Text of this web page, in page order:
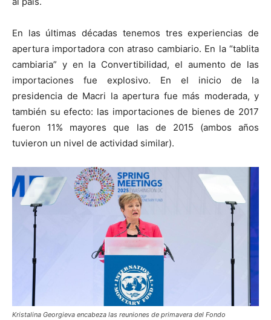
En las últimas décadas tenemos tres experiencias de
apertura importadora con atraso cambiario. En la “tablita
cambiaria” y en la Convertibilidad, el aumento de las
importaciones fue explosivo. En el inicio de la
presidencia de Macri la apertura fue más moderada, y
también su efecto: las importaciones de bienes de 2017
fueron 11% mayores que las de 2015 (ambos años
tuvieron un nivel de actividad similar).
Kristalina Georgieva encabeza las reuniones de primavera del Fondo